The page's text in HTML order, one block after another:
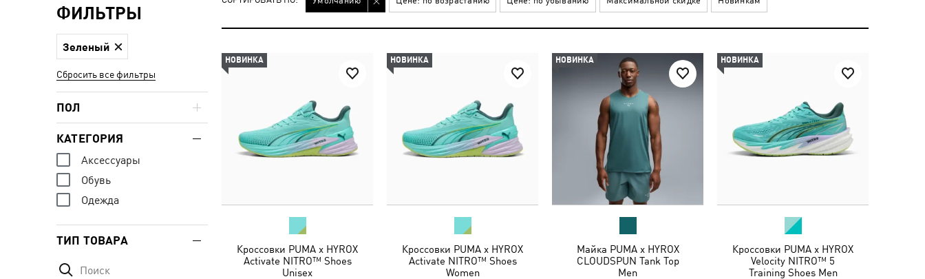
НОВИНКА
Кроссовки PUMA x HYROX
Activate NITRO™ Shoes
Unisex
НОВИНКА
Кроссовки PUMA x HYROX
Activate NITRO™ Shoes
Women
НОВИНКА
Майка PUMA x HYROX
CLOUDSPUN Tank Top
Men
НОВИНКА
Кроссовки PUMA x HYROX
Velocity NITRO™ 5
Training Shoes Men
ФИЛЬТРЫ
Зеленый
Сбросить все фильтры
ПОЛ
КАТЕГОРИЯ
Аксессуары
Обувь
Одежда
ТИП ТОВАРА